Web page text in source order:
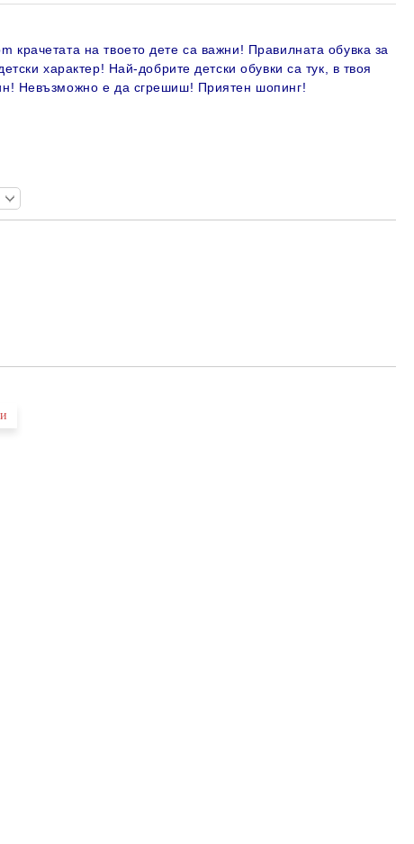
крачетата на твоето дете са важни! Правилната обувка за
характер! Най-добрите детски обувки са тук, в твоя
Невъзможно е да сгрешиш! Приятен шопинг!